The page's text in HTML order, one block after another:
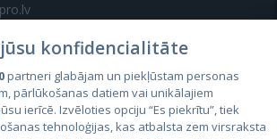
konfidencialitāte
partneri glabājam un piekļūstam personas
pārlūkošanas datiem vai unikālajiem
ierīcē. Izvēloties opciju “Es piekrītu”, tiek
tehnoloģijas, kas atbalsta zem virsraksta